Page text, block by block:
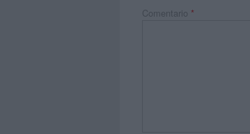
Comentario *